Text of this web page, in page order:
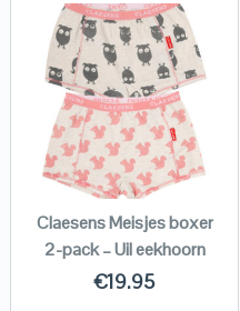
Claesens Meisjes boxer
2-pack – Uil eekhoorn
€19.95